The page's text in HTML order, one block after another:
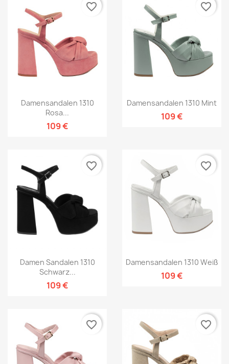
Damensandalen 1310
Rosa...
109 €
favorite_border
Damensandalen 1310 Mint
109 €
favorite_border
Damen Sandalen 1310
Schwarz...
109 €
favorite_border
Damensandalen 1310 Weiß
109 €
favorite_border
favorite_border favorite_border